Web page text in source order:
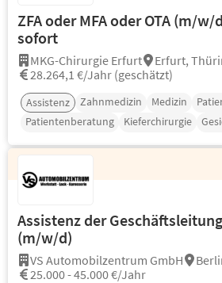
ZFA oder MFA oder OTA (m/
sofort
MKG-Chirurgie Erfurt Erfurt,
28.264,1 €/Jahr (geschätzt)
Assistenz Zahnmedizin Medizin
Patientenberatung
Kieferchirurgie
Assistenz der
(m/w/d)
VS Automobilzentrum GmbH
25.000 - 45.000 €/Jahr